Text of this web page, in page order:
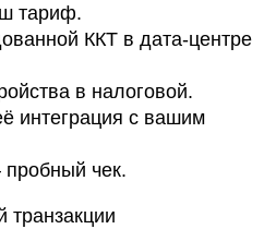
тариф.
ККТ в дата-центре
в налоговой.
интеграция с вашим
чек.
транзакции